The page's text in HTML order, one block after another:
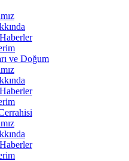
ve Doğum